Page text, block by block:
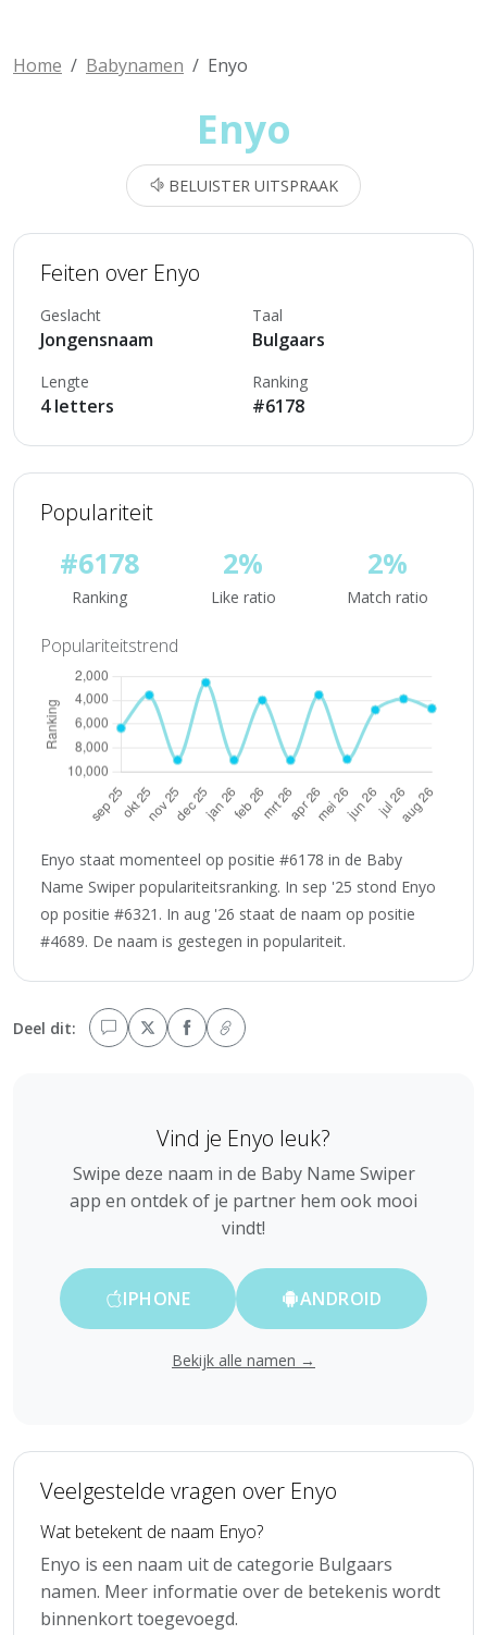
Home Babynamen Enyo
Enyo
BELUISTER UITSPRAAK
Feiten over Enyo
Geslacht
Jongensnaam
Taal
Bulgaars
Lengte
4 letters
Ranking
#6178
Populariteit
#6178
Ranking
2%
Like ratio
2%
Match ratio
Populariteitstrend
Enyo staat momenteel op positie #6178 in de Baby
Name Swiper populariteitsranking. In sep '25 stond Enyo
op positie #6321. In aug '26 staat de naam op positie
#4689. De naam is gestegen in populariteit.
Deel dit:
Vind je Enyo leuk?
Swipe deze naam in de Baby Name Swiper
app en ontdek of je partner hem ook mooi
vindt!
IPHONE ANDROID
Bekijk alle namen →
Veelgestelde vragen over Enyo
Wat betekent de naam Enyo?
Enyo is een naam uit de categorie Bulgaars
namen. Meer informatie over de betekenis wordt
binnenkort toegevoegd.